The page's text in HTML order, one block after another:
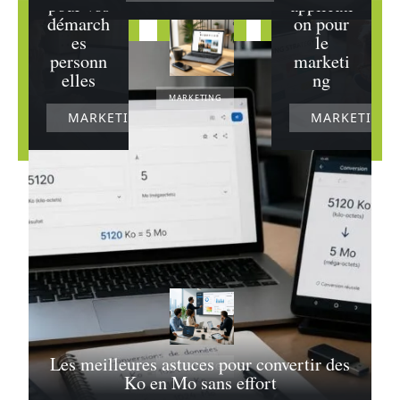
Les meilleures astuces pour convertir des
Ko en Mo sans effort
pour vos
démarch
es
personn
elles
MARKETING
MARKETING
meilleures
utilisation de
Instagram PC
27/07/2026
MARKETING
Découvrez
applicati
on pour
le
marketi
ng
MARKETING